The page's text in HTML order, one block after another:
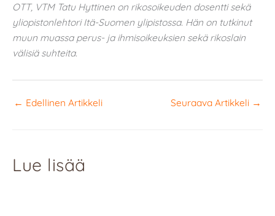
OTT, VTM Tatu Hyttinen on rikosoikeuden dosentti sekä
yliopistonlehtori Itä-Suomen ylipistossa. Hän on tutkinut
muun muassa perus- ja ihmisoikeuksien sekä rikoslain
välisiä suhteita.
← Edellinen Artikkeli Seuraava Artikkeli →
Lue lisää